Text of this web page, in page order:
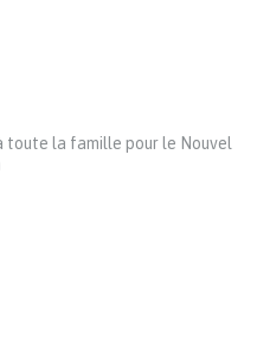
toute la famille pour le Nouvel